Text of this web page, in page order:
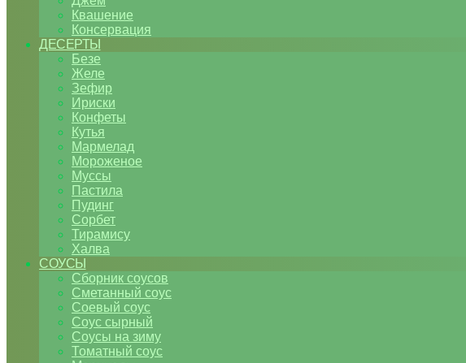
Квашение
Консервация
ДЕСЕРТЫ
Безе
Желе
Зефир
Ириски
Конфеты
Кутья
Мармелад
Мороженое
Муссы
Пастила
Пудинг
Сорбет
Тирамису
Халва
СОУСЫ
Сборник соусов
Сметанный соус
Соевый соус
Соус сырный
Соусы на зиму
Томатный соус